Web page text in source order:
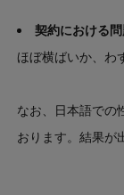
契約における
ほぼ横ばいか、わ
なお、日本語での
おります。結果が